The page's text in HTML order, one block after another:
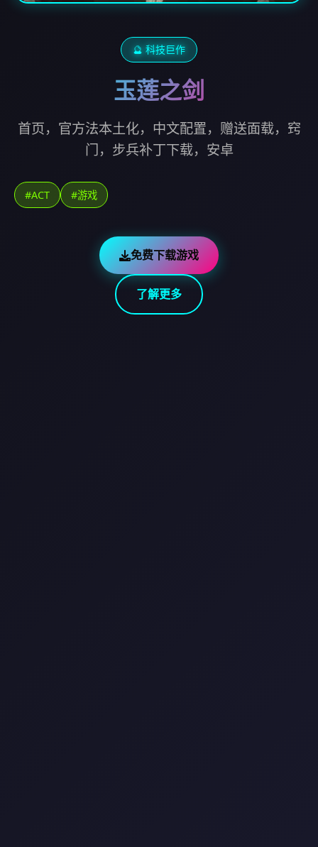
🔮 科技巨作
玉莲之剑
首页，官方法本土化，中文配置，赠送面载，窍
门，步兵补丁下载，安卓
#ACT #游戏
免费下载游戏
了解更多